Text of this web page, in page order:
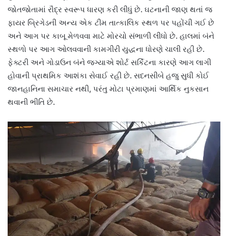
જોતજોતામાં રૌદ્ર સ્વરૂપ ધારણ કરી લીધું છે. ઘટનાની જાણ થતાં જ
ફાયર બ્રિગેડની અન્ય એક ટીમ તાત્કાલિક સ્થળ પર પહોંચી ગઈ છે
અને આગ પર કાબૂ મેળવવા માટે મોરચો સંભાળી લીધો છે. હાલમાં બંને
સ્થળો પર આગ ઓલવવાની કામગીરી યુદ્ધના ધોરણે ચાલી રહી છે.
ફેક્ટરી અને ગોડાઉન બંને જગ્યાએ શોર્ટ સર્કિટના કારણે આગ લાગી
હોવાની પ્રાથમિક આશંકા સેવાઈ રહી છે. સદનસીબે હજુ સુધી કોઈ
જાનહાનિના સમાચાર નથી, પરંતુ મોટા પ્રમાણમાં આર્થિક નુકસાન
થવાની ભીતિ છે.